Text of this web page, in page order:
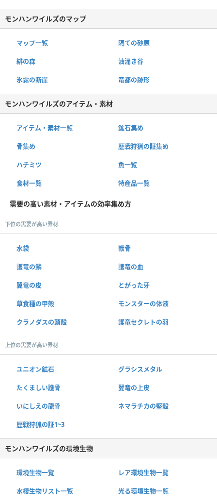
モンハンワイルズのマップ
マップ一覧 隔ての砂原
緋の森 油涌き谷
氷霧の断崖 竜都の跡形
モンハンワイルズのアイテム・素材
アイテム・素材一覧 鉱石集め
骨集め 歴戦狩猟の証集め
ハチミツ 魚一覧
食材一覧 特産品一覧
需要の高い素材・アイテムの効率集め方
下位の需要が高い素材
水袋 獣骨
護竜の鱗 護竜の血
翼竜の皮 とがった牙
草食種の甲殻 モンスターの体液
クラノダスの頭殻 護竜セクレトの羽
上位の需要が高い素材
ユニオン鉱石 グラシスメタル
たくましい護骨 翼竜の上皮
いにしえの龍骨 ネマラチカの堅殻
歴戦狩猟の証1~3
モンハンワイルズの環境生物
環境生物一覧 レア環境生物一覧
水棲生物リスト一覧 光る環境生物一覧